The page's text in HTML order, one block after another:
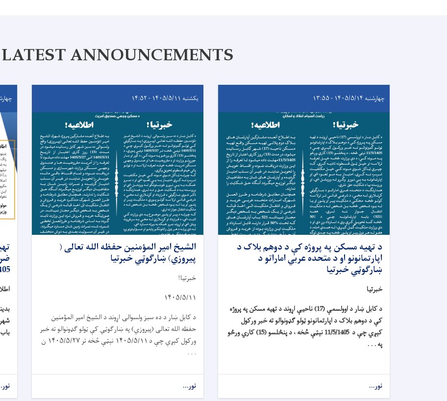
LATEST ANNOUNCEMENTS
چهارشنبه ۱۴۰۵/۵/۱۴ - ۱۳:۵۵
د تهیه مسکن په پروژه کې د دوهم بلاک د
اپارتمانونو او د متحده عربي اماراتو د
ښارګوټي خبرتیا
خبرتیا
د کابل ښار د اوولسمې (17) ناحیې اړوند د تهیه مسکن په پروژه
کې د دوهم بلاک د اپارتمانونو ټولو ګډونوالو ته خبر ورکول
کېږي چې د 11/5/1405 نېټې څخه ، د پنځلسو (15) کاري ورځو
په . . .
نور...
یکشنبه ۱۴۰۵/۵/۱۱ - ۱۴:۵۲
الشیخ امیر المؤمنین حفظه الله تعالی (
پیروزي) ښارګوټي خبرتیا
خبرتیا!
۱۴۰۵/۵/۱۱
د کابل ښار د ده سبز ولسوالۍاړوند د الشيخ امير المؤمنين
حفظه الله تعالی (پیروزي) په ښارګوټيکې ټولو گډونوالو ته خبر
ورکول کېږي چې د ۱۴۰۵/۵/۱۱ نېټې څخه تر۱۴۰۵/۵/۲۷ ن
. . .
نور...
چهارشنبه